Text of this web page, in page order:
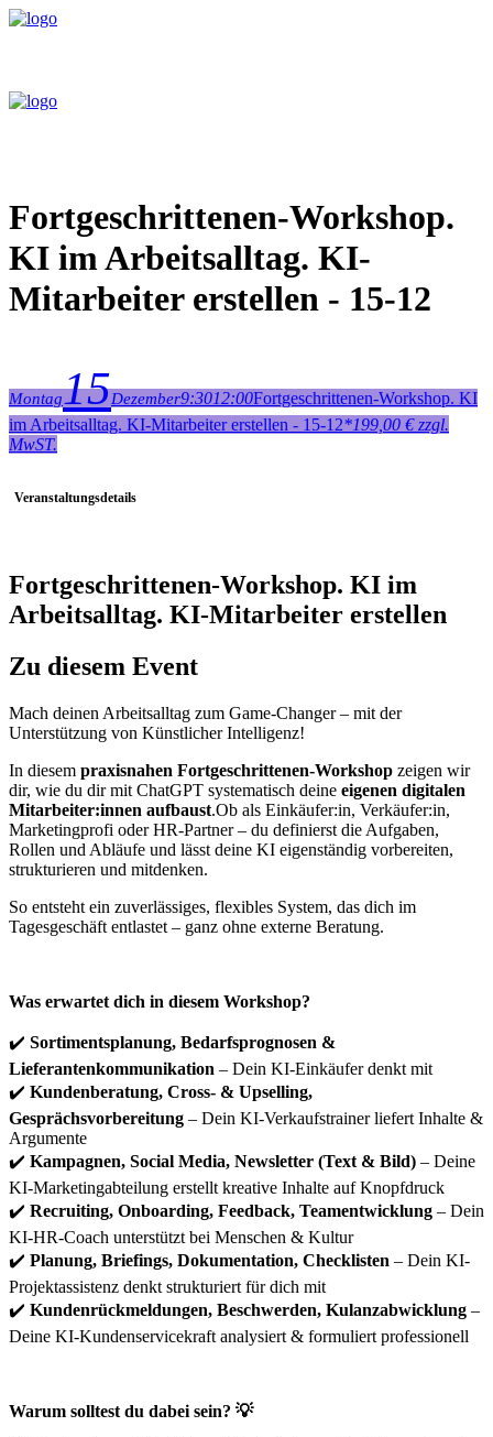
Fortgeschrittenen-Workshop.
KI im Arbeitsalltag. KI-
Mitarbeiter erstellen - 15-12
Montag15Dezember9:3012:00Fortgeschrittenen-Workshop. KI
im Arbeitsalltag. KI-Mitarbeiter erstellen - 15-12*199,00 € zzgl.
MwST.
Veranstaltungsdetails
Fortgeschrittenen-Workshop. KI im
Arbeitsalltag. KI-Mitarbeiter erstellen
Zu diesem Event
Mach deinen Arbeitsalltag zum Game-Changer – mit der
Unterstützung von Künstlicher Intelligenz!
In diesem praxisnahen Fortgeschrittenen-Workshop zeigen wir
dir, wie du dir mit ChatGPT systematisch deine eigenen digitalen
Mitarbeiter:innen aufbaust.Ob als Einkäufer:in, Verkäufer:in,
Marketingprofi oder HR-Partner – du definierst die Aufgaben,
Rollen und Abläufe und lässt deine KI eigenständig vorbereiten,
strukturieren und mitdenken.
So entsteht ein zuverlässiges, flexibles System, das dich im
Tagesgeschäft entlastet – ganz ohne externe Beratung.
Was erwartet dich in diesem Workshop?
✔️ Sortimentsplanung, Bedarfsprognosen &
Lieferantenkommunikation – Dein KI-Einkäufer denkt mit
✔️ Kundenberatung, Cross- & Upselling,
Gesprächsvorbereitung – Dein KI-Verkaufstrainer liefert Inhalte &
Argumente
✔️ Kampagnen, Social Media, Newsletter (Text & Bild) – Deine
KI-Marketingabteilung erstellt kreative Inhalte auf Knopfdruck
✔️ Recruiting, Onboarding, Feedback, Teamentwicklung – Dein
KI-HR-Coach unterstützt bei Menschen & Kultur
✔️ Planung, Briefings, Dokumentation, Checklisten – Dein KI-
Projektassistenz denkt strukturiert für dich mit
✔️ Kundenrückmeldungen, Beschwerden, Kulanzabwicklung –
Deine KI-Kundenservicekraft analysiert & formuliert professionell
Warum solltest du dabei sein? 💡